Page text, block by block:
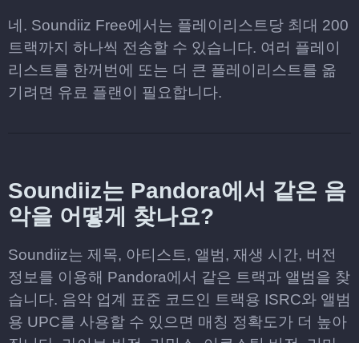
네. Soundiiz Free에서는 플레이리스트당 최대 200
트랙까지 하나씩 전송할 수 있습니다. 여러 플레이
리스트를 한꺼번에 또는 더 큰 플레이리스트를 옮
기려면 유료 플랜이 필요합니다.
Soundiiz는 Pandora에서 같은 음
악을 어떻게 찾나요?
Soundiiz는 제목, 아티스트, 앨범, 재생 시간, 버전
정보를 이용해 Pandora에서 같은 트랙과 앨범을 찾
습니다. 음악 업계 표준 코드인 트랙용 ISRC와 앨범
용 UPC를 사용할 수 있으면 매칭 정확도가 더 높아